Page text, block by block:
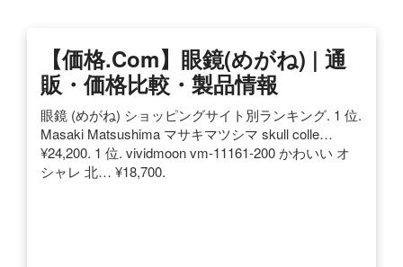
【価格.com】眼鏡(めがね) | 通
販・価格比較・製品情報
眼鏡 (めがね) ショッピングサイト別ランキング. 1 位.
Masaki Matsushima マサキマツシマ skull colle…
¥24,200. 1 位. vividmoon vm-11161-200 かわいい オ
シャレ 北… ¥18,700.